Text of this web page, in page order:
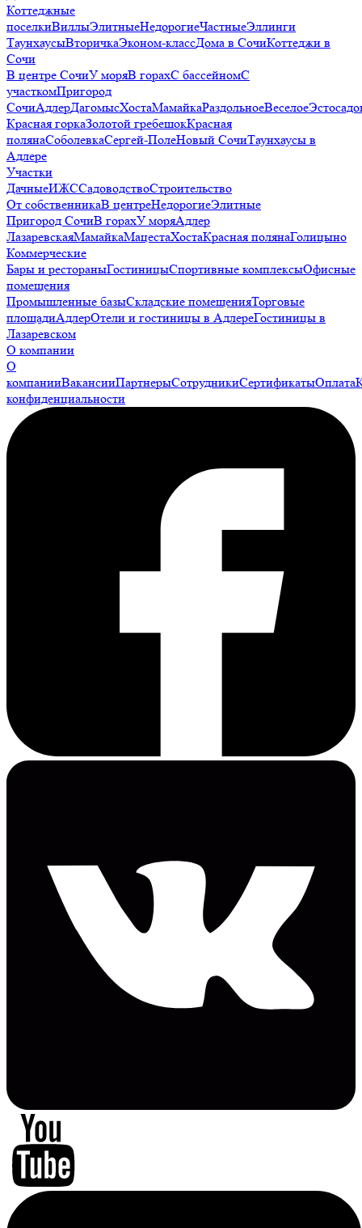
Коттеджные
поселкиВиллыЭлитныеНедорогиеЧастныеЭллинги
ТаунхаусыВторичкаЭконом-классДома в СочиКоттеджи в
Сочи
В центре СочиУ моряВ горахС бассейномС
участкомПригород
СочиАдлерДагомысХостаМамайкаРаздольноеВеселое
Красная горкаЗолотой гребешокКрасная
полянаСоболевкаСергей-ПолеНовый СочиТаунхаусы в
Адлере
Участки
ДачныеИЖССадоводствоСтроительство
От собственникаВ центреНедорогиеЭлитные
Пригород СочиВ горахУ моряАдлер
ЛазаревскаяМамайкаМацестаХостаКрасная полянаГолицыно
Коммерческие
Бары и рестораныГостиницыСпортивные комплексыОфисные
помещения
Промышленные базыСкладские помещенияТорговые
площадиАдлерОтели и гостиницы в АдлереГостиницы в
Лазаревском
О компании
О
компанииВакансииПартнерыСотрудникиСертификатыОплата
конфиденциальности